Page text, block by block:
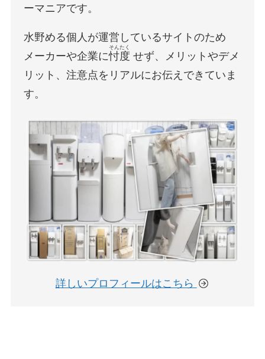
ーマニアです。
水野める個人が運営しているサイトのため
メーカーや企業に忖度
そんたく
せず、メリットやデメ
リット、注意点をリアルにお伝えできていま
す。
詳しいプロフィールはこちら